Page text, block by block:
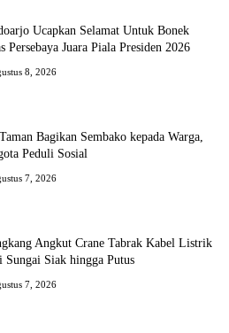
Ucapkan Selamat Untuk Bonek
Persebaya Juara Piala Presiden 2026
8, 2026
Bagikan Sembako kepada Warga,
Peduli Sosial
7, 2026
Angkut Crane Tabrak Kabel Listrik
Sungai Siak hingga Putus
7, 2026